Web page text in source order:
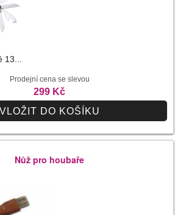
Prodejní cena se slevou
299 Kč
VLOŽIT DO KOŠÍKU
Nůž pro houbaře